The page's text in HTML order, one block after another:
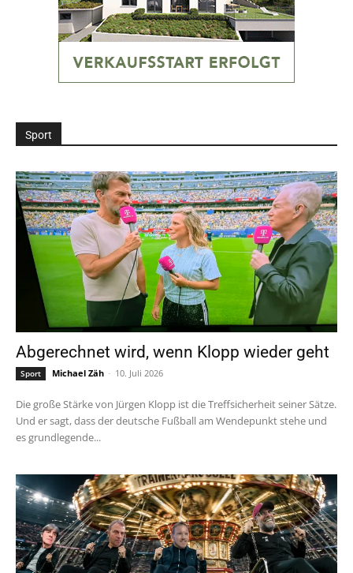
Sport
Abgerechnet wird, wenn Klopp wieder geht
Sport Michael Zäh - 10. Juli 2026
Die große Stärke von Jürgen Klopp ist die Treffsicherheit seiner Sätze.
Und er sagt, dass der deutsche Fußball am Wendepunkt stehe und
es grundlegende...